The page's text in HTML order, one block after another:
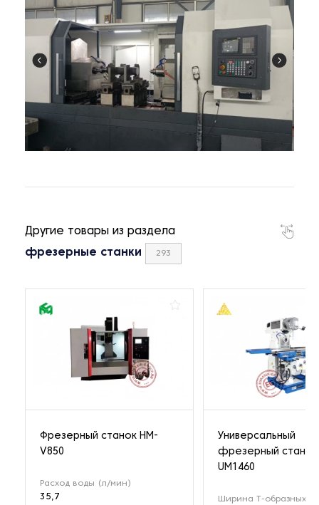
Другие товары из раздела
фрезерные станки 293
Фрезерный станок HM-
V850
Расход воды (л/мин)
35,7
Универсальный
фрезерный станок
UM1460
Ширина Т-образных